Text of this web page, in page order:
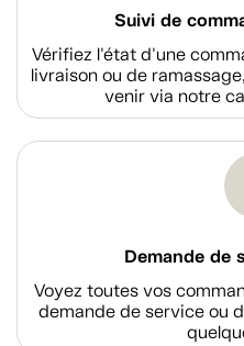
Suivi de
Vérifiez l'état d'une
livraison ou de
venir via notre
Demande de
Voyez toutes vos
demande de service ou